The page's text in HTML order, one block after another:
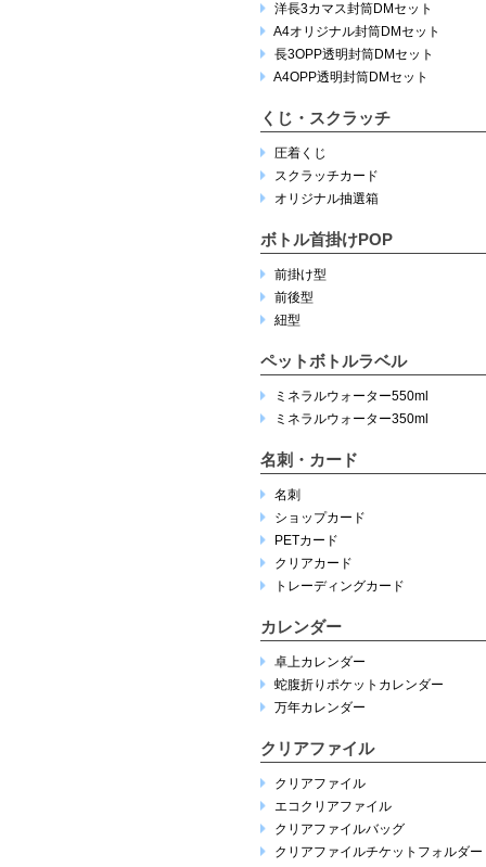
洋長3カマス封筒DMセット
A4オリジナル封筒DMセット
長3OPP透明封筒DMセット
A4OPP透明封筒DMセット
くじ・スクラッチ
圧着くじ
スクラッチカード
オリジナル抽選箱
ボトル首掛けPOP
前掛け型
前後型
紐型
ペットボトルラベル
ミネラルウォーター550ml
ミネラルウォーター350ml
名刺・カード
名刺
ショップカード
PETカード
クリアカード
トレーディングカード
カレンダー
卓上カレンダー
蛇腹折りポケットカレンダー
万年カレンダー
クリアファイル
クリアファイル
エコクリアファイル
クリアファイルバッグ
クリアファイルチケットフォルダー